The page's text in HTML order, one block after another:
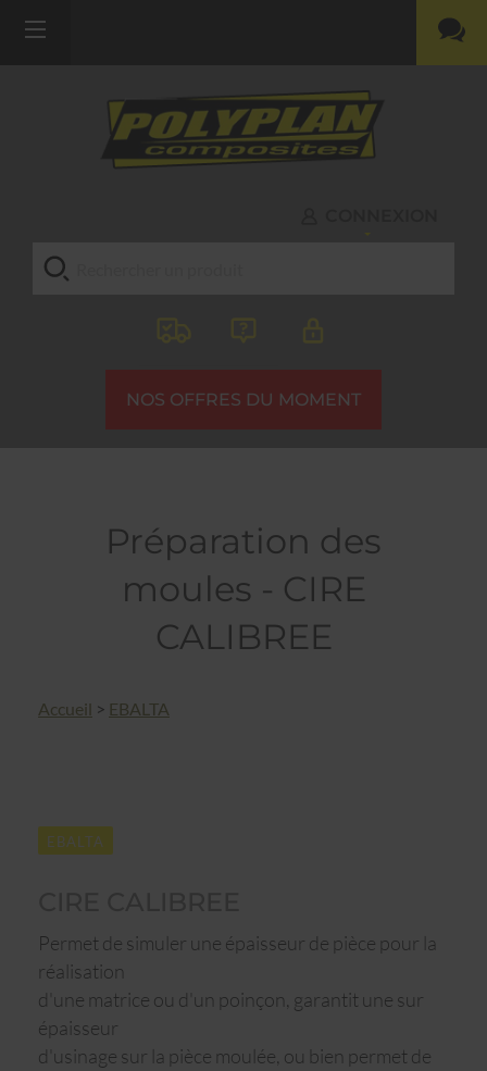
NOS OFFRES DU MOMENT
Préparation des
moules - CIRE
CALIBREE
Accueil > EBALTA
EBALTA
Permet de simuler une épaisseur de pièce pour la
réalisation
d'une matrice ou d'un poinçon, garantit une sur
épaisseur
d'usinage sur la pièce moulée, ou bien permet de